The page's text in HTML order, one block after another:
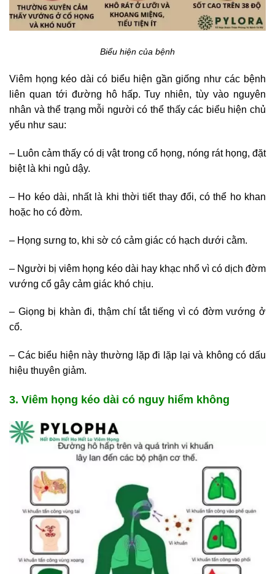
Biểu hiện của bệnh
Viêm họng kéo dài có biểu hiện gần giống như các bệnh
liên quan tới đường hô hấp. Tuy nhiên, tùy vào nguyên
nhân và thể trạng mỗi người có thể thấy các biểu hiện chủ
yếu như sau:
– Luôn cảm thấy có dị vật trong cổ họng, nóng rát họng, đặt
biệt là khi ngủ dậy.
– Ho kéo dài, nhất là khi thời tiết thay đổi, có thể ho khan
hoặc ho có đờm.
– Họng sưng to, khi sờ có cảm giác có hạch dưới cằm.
– Người bị viêm họng kéo dài hay khạc nhổ vì có dịch đờm
vướng cổ gây cảm giác khó chịu.
– Giọng bị khàn đi, thậm chí tắt tiếng vì có đờm vướng ở
cổ.
– Các biểu hiện này thường lặp đi lặp lại và không có dấu
hiệu thuyên giảm.
3. Viêm họng kéo dài có nguy hiểm không